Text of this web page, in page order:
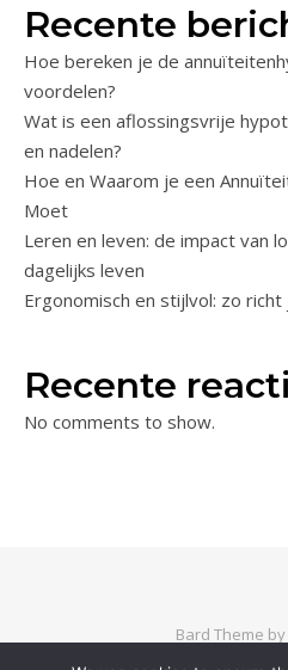
Recente
Hoe bereken je de
voordelen?
Wat is een aflossingsvrije
en nadelen?
Hoe en Waarom je een
Moet
Leren en leven: de impact van
dagelijks leven
Ergonomisch en stijlvol: zo
Recente
No comments to show.
Bard Theme by